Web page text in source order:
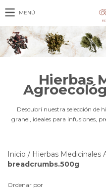
MENÚ
Hierbas
Descubrí nuestra selección de
granel, ideales para infusiones,
Inicio / Hierbas Medicinales
breadcrumbs.500g
Ordenar por